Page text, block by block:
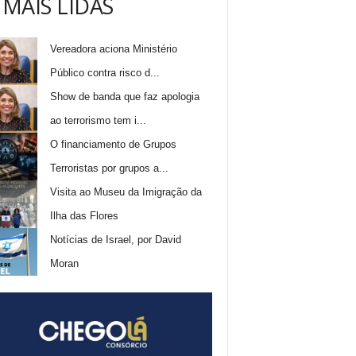
LIDAS
Vereadora aciona Ministério
Público contra risco d...
Show de banda que faz apologia
ao terrorismo tem i...
O financiamento de Grupos
Terroristas por grupos a...
Visita ao Museu da Imigração da
Ilha das Flores
Notícias de Israel, por David
Moran